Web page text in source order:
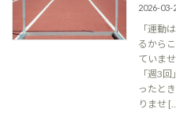
2026-03-
「運動
るから
ていま
「週3
ったと
りませ